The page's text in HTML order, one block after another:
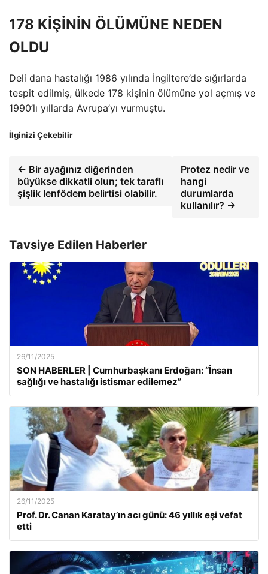
178 KİŞİNİN ÖLÜMÜNE NEDEN
OLDU
Deli dana hastalığı 1986 yılında İngiltere’de sığırlarda
tespit edilmiş, ülkede 178 kişinin ölümüne yol açmış ve
1990’lı yıllarda Avrupa’yı vurmuştu.
İlginizi Çekebilir
← Bir ayağınız diğerinden
büyükse dikkatli olun; tek taraflı
şişlik lenfödem belirtisi olabilir.
Protez nedir ve
hangi
durumlarda
kullanılır? →
Tavsiye Edilen Haberler
26/11/2025
SON HABERLER | Cumhurbaşkanı Erdoğan: “İnsan
sağlığı ve hastalığı istismar edilemez”
26/11/2025
Prof. Dr. Canan Karatay’ın acı günü: 46 yıllık eşi vefat
etti